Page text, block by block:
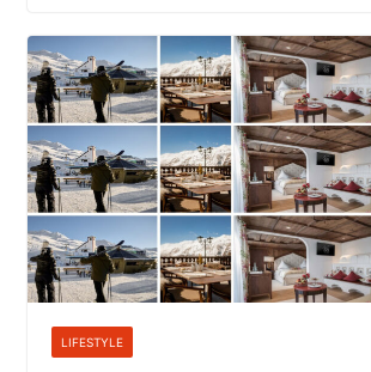
LIFESTYLE